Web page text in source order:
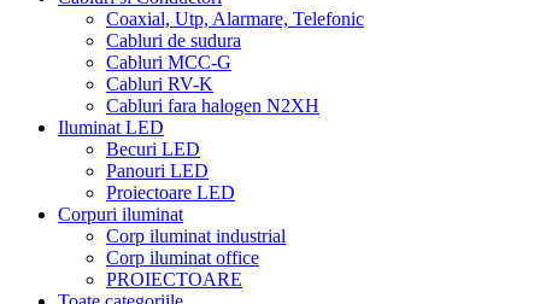
Coaxial, Utp, Alarmare, Telefonic
Cabluri de sudura
Cabluri MCC-G
Cabluri RV-K
Cabluri fara halogen N2XH
Iluminat LED
Becuri LED
Panouri LED
Proiectoare LED
Corpuri iluminat
Corp iluminat industrial
Corp iluminat office
PROIECTOARE